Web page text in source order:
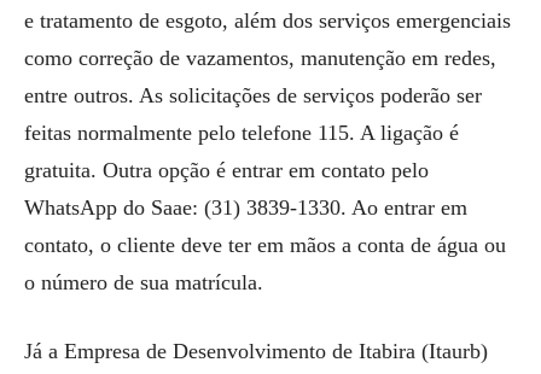
e tratamento de esgoto, além dos serviços emergenciais
como correção de vazamentos, manutenção em redes,
entre outros. As solicitações de serviços poderão ser
feitas normalmente pelo telefone 115. A ligação é
gratuita. Outra opção é entrar em contato pelo
WhatsApp do Saae: (31) 3839-1330. Ao entrar em
contato, o cliente deve ter em mãos a conta de água ou
o número de sua matrícula.
Já a Empresa de Desenvolvimento de Itabira (Itaurb)